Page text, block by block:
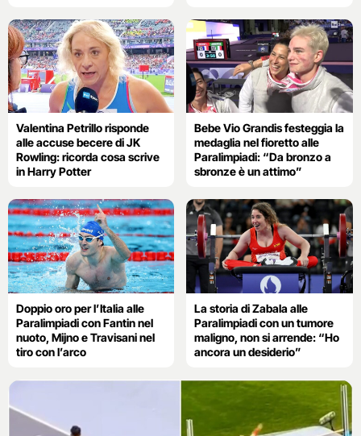
Valentina Petrillo risponde
alle accuse becere di JK
Rowling: ricorda cosa scrive
in Harry Potter
Bebe Vio Grandis festeggia la
medaglia nel fioretto alle
Paralimpiadi: “Da bronzo a
sbronze è un attimo”
Doppio oro per l’Italia alle
Paralimpiadi con Fantin nel
nuoto, Mijno e Travisani nel
tiro con l’arco
La storia di Zabala alle
Paralimpiadi con un tumore
maligno, non si arrende: “Ho
ancora un desiderio”